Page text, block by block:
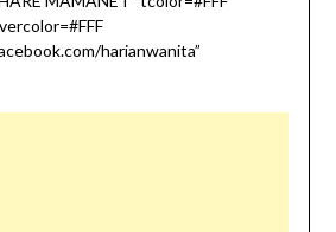
harianwanita”